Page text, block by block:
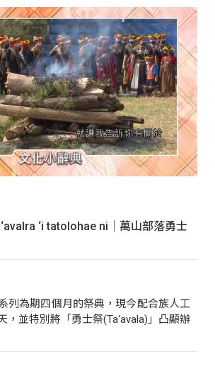
‘i tatolohae ni｜萬山部落勇士
列為期四個月的祭典，現今配合族人工
，並特別將「勇士祭(Ta‘avala)」凸顯辦